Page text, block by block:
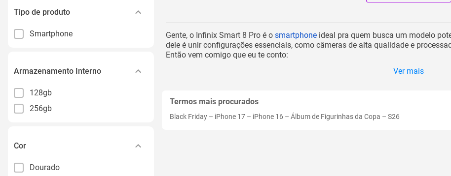
Tipo de produto
Smartphone
Armazenamento Interno
128gb
256gb
Cor
Dourado
Gente, o Infinix Smart 8 Pro é o smartphone ideal pra quem busca um modelo
dele é unir configurações essenciais, como câmeras de alta qualidade e
Então vem comigo que eu te conto:
Ver mais
Termos mais procurados
Black Friday – iPhone 17 – iPhone 16 – Álbum de Figurinhas da Copa – S26